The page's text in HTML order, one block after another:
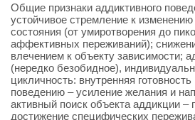
Общие признаки аддиктивного
устойчивое стремление к
состояния (от умиротворения до
аффективных переживаний);
влечением к объекту зависимости;
(нередко безобидное),
цикличность: внутренняя
поведению – усиление желания и
активный поиск объекта аддикции –
достижение специфических